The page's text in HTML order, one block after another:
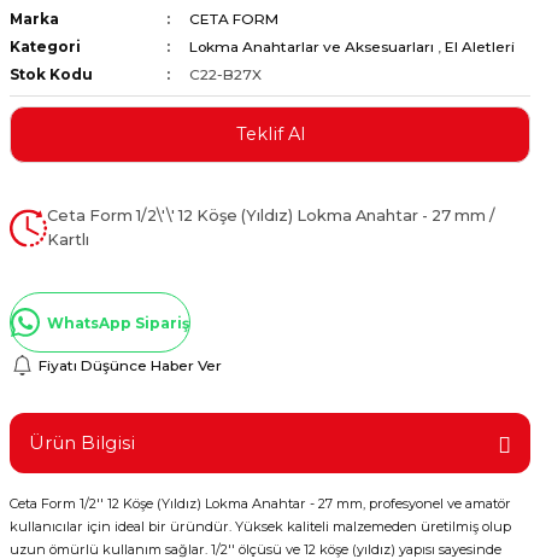
Kaplamalar
ve Penseler
Marka
CETA FORM
Kategori
Lokma Anahtarlar ve Aksesuarları , El Aletleri
Stok Kodu
C22-B27X
Teklif Al
Ceta Form 1/2\'\' 12 Köşe (Yıldız) Lokma Anahtar - 27 mm /
Kartlı
WhatsApp Sipariş
Fiyatı Düşünce Haber Ver
Ürün Bilgisi
Ceta Form 1/2'' 12 Köşe (Yıldız) Lokma Anahtar - 27 mm, profesyonel ve amatör
kullanıcılar için ideal bir üründür. Yüksek kaliteli malzemeden üretilmiş olup
uzun ömürlü kullanım sağlar. 1/2'' ölçüsü ve 12 köşe (yıldız) yapısı sayesinde